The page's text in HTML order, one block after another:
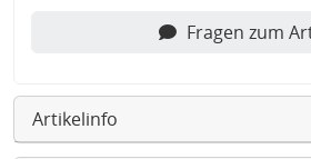
Fragen zum
Artikelinfo